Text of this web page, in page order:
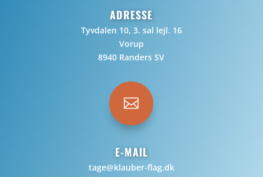
ADRESSE
Tyvdalen 10, 3. sal lejl. 16
Vorup
8940 Randers SV

E-MAIL
tage@klauber-flag.dk